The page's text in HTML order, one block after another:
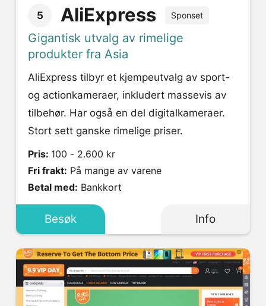
5 AliExpress Sponset
Gigantisk utvalg av rimelige
produkter fra Asia
AliExpress tilbyr et kjempeutvalg av sport-
og actionkameraer, inkludert massevis av
tilbehør. Har også en del digitalkameraer.
Stort sett ganske rimelige priser.
Pris: 100 - 2.600 kr
Fri frakt: På mange av varene
Betal med: Bankkort
Besøk Info